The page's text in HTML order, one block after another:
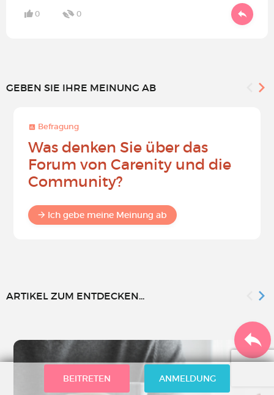
0 0
GEBEN SIE IHRE MEINUNG AB
Befragung
Was denken Sie über das
Forum von Carenity und die
Community?
Ich gebe meine Meinung ab
ARTIKEL ZUM ENTDECKEN...
BEITRETEN ANMELDUNG